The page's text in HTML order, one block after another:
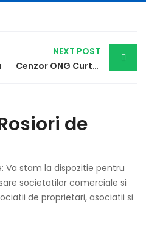
NEXT POST
Cenzor ONG Curtea de Arges
de
Va stam la dispozitie pentru
societatilor comerciale si
de proprietari, asociatii si